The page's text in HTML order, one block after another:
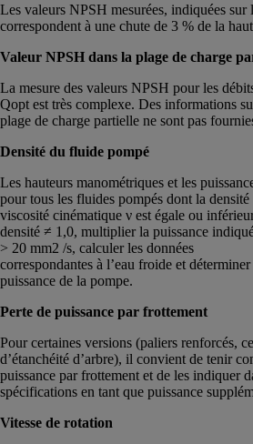
Les valeurs NPSH mesurées, indiquées sur
correspondent à une chute de 3 % de la
Valeur NPSH dans la plage de charge
La mesure des valeurs NPSH pour les
Qopt est très complexe. Des informations
plage de charge partielle ne sont pas
Densité du fluide pompé
Les hauteurs manométriques et les
pour tous les fluides pompés dont la
viscosité cinématique ν est égale ou
densité ≠ 1,0, multiplier la puissance
> 20 mm2 /s, calculer les données
correspondantes à l’eau froide et
puissance de la pompe.
Perte de puissance par frottement
Pour certaines versions (paliers renforcés,
d’étanchéité d’arbre), il convient de tenir
puissance par frottement et de les indiquer
spécifications en tant que puissance
Vitesse de rotation